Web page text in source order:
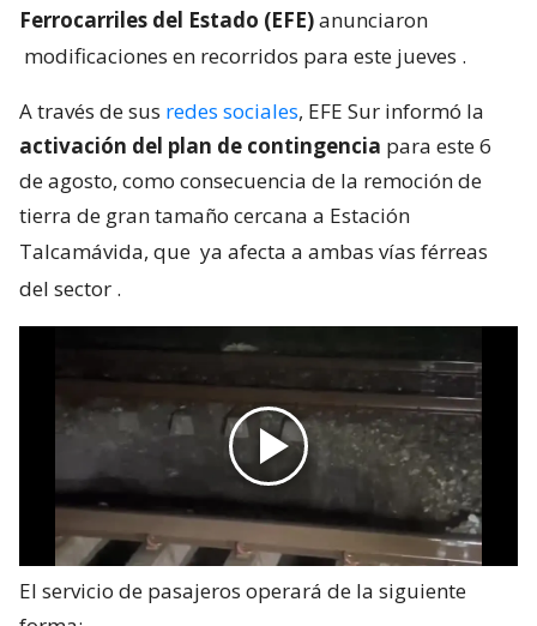
Ferrocarriles del Estado (EFE)anunciaron
modificaciones en recorridos para este jueves .
A través de sus redes sociales, EFE Sur informó la
activación del plan de contingencia para este 6
de agosto, como consecuencia de la remoción de
tierra de gran tamaño cercana a Estación
Talcamávida, que ya afecta a ambas vías férreas
del sector .
El servicio de pasajeros operará de la siguiente